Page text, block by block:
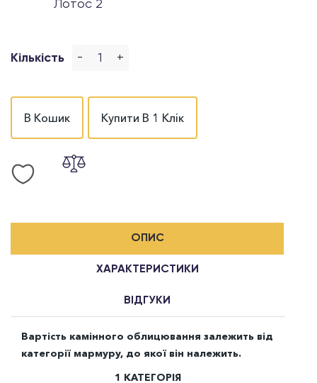
Лотос 2
Кількість - +
В Кошик Купити В 1 Клік
ОПИС
ХАРАКТЕРИСТИКИ
ВІДГУКИ
Вартість камінного облицювання залежить від
категорії мармуру, до якої він належить.
1 КАТЕГОРІЯ